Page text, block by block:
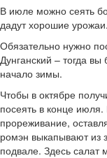
В июле можно сеять
дадут хорошие урожаи.
Обязательно нужно
Дунганский – тогда
начало зимы.
Чтобы в октябре
посеять в конце
прореживание,
ромэн выкапывают из
подвале. Здесь салат